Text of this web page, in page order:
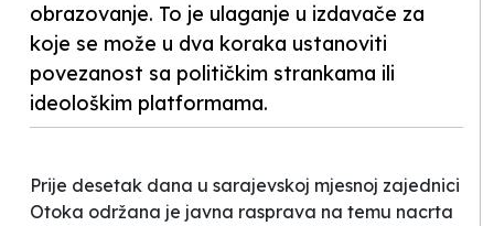
obrazovanje. To je ulaganje u izdavače za
koje se može u dva koraka ustanoviti
povezanost sa političkim strankama ili
ideološkim platformama.
Prije desetak dana u sarajevskoj mjesnoj zajednici
Otoka održana je javna rasprava na temu nacrta